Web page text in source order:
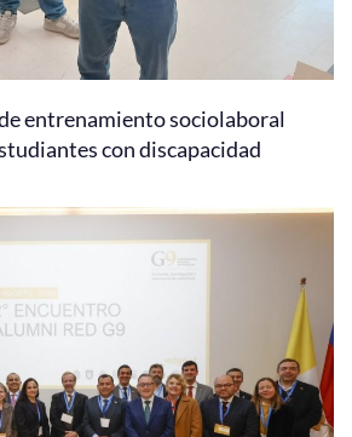
entrenamiento sociolaboral
con discapacidad